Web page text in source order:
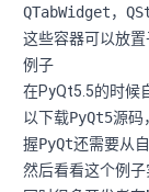
QTabWidget，
这些容器可以放置
例子
在PyQt5.5的时候
以下载PyQt5源码
握PyQt还需要从
然后看看这个例子